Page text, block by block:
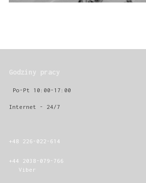
Godziny pracy
Po-Pt 10:00-17:00
Internet - 24/7
+48 226-022-614
+44 2038-079-766
Viber